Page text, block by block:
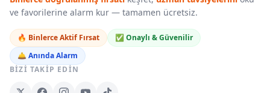
ve favorilerine alarm kur — tamamen ücretsiz.
🔥 Binlerce Aktif Fırsat
✅ Onaylı & Güvenilir
🛎️ Anında Alarm
BIZI TAKIP EDIN